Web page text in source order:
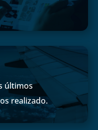
últimos
realizado.